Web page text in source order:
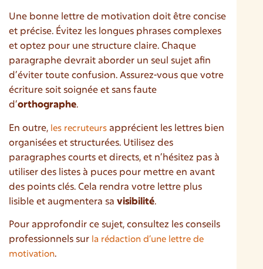
Une bonne lettre de motivation doit être concise
et précise. Évitez les longues phrases complexes
et optez pour une structure claire. Chaque
paragraphe devrait aborder un seul sujet afin
d’éviter toute confusion. Assurez-vous que votre
écriture soit soignée et sans faute
d’orthographe.
En outre, les recruteurs apprécient les lettres bien
organisées et structurées. Utilisez des
paragraphes courts et directs, et n’hésitez pas à
utiliser des listes à puces pour mettre en avant
des points clés. Cela rendra votre lettre plus
lisible et augmentera sa visibilité.
Pour approfondir ce sujet, consultez les conseils
professionnels sur la rédaction d’une lettre de
motivation.